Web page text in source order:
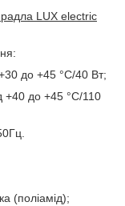
LUX electric
до +45 °C/40 Вт;
+40 до +45 °C/110
(поліамід);